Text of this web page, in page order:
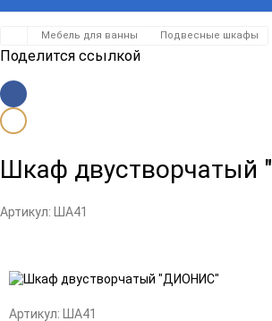
Мебель для ванны Подвесные шкафы
Поделится ссылкой
Шкаф
Артикул: ША41
в
к
Артикул: ША41